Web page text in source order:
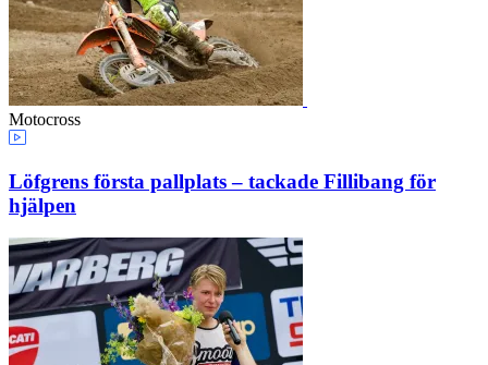
Motocross
Löfgrens första pallplats – tackade Fillibang för
hjälpen